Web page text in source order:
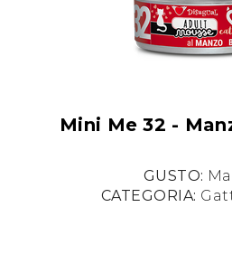
Mini Me 32 -
GUSTO:
CATEGORIA: